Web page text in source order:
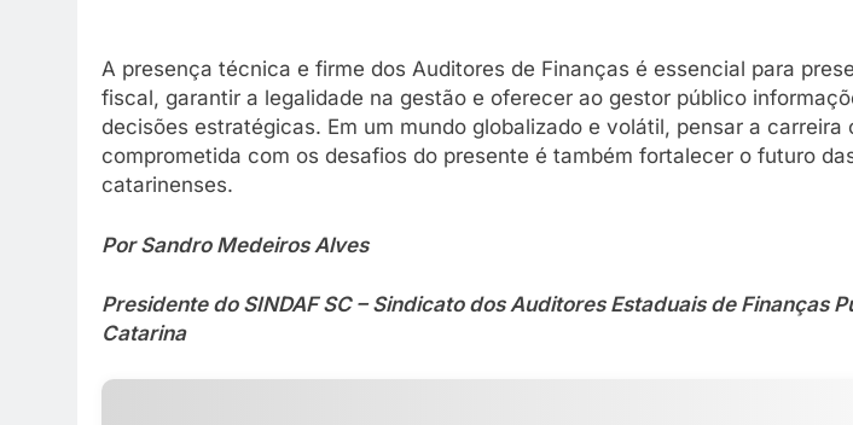
A presença técnica e firme dos Auditores de Finanças é essencial para
fiscal, garantir a legalidade na gestão e oferecer ao gestor público
decisões estratégicas. Em um mundo globalizado e volátil, pensar a carreira
comprometida com os desafios do presente é também fortalecer o futuro
catarinenses.
Por Sandro Medeiros Alves
Presidente do SINDAF SC – Sindicato dos Auditores Estaduais de Finanças
Catarina